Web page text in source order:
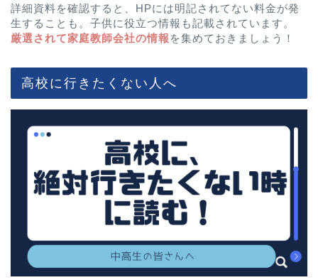
詳細資料を確認すると、HPには明記されてない料金が発
生することも。子供に役立つ情報も記載されています。
厳選されて家庭教師会社の情報 を集めておきましょう！
高校に行きたくない人へ